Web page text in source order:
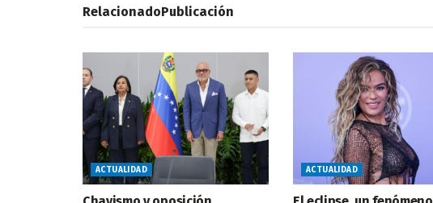
RelacionadoPublicación
ACTUALIDAD ACTUALIDAD